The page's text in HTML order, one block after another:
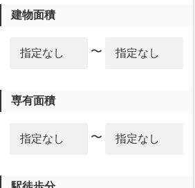
建物面積
〜
専有面積
〜